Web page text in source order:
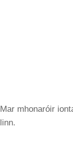
Mar mhonaróir
linn.